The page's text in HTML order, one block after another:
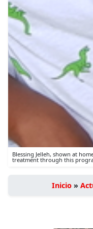
Blessing Jelleh, shown at
treatment through this
Inicio »